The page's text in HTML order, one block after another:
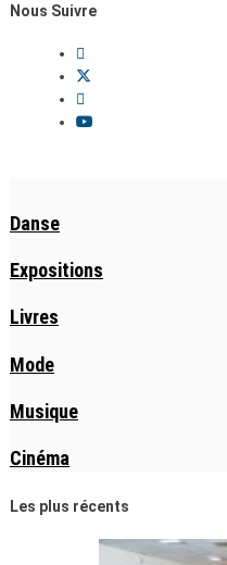
Nous Suivre
Danse
Expositions
Livres
Mode
Musique
Cinéma
Les plus récents